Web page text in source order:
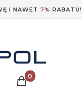
I NAWET 7% RABATU!
Produkty w